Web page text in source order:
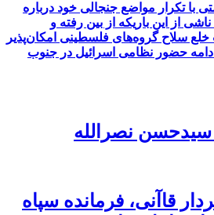
با تکرار مواضع جنجالی خود درباره
از این باریکه از بین رفته و
سلاح گروه‌های فلسطینی امکان‌پذیر
حضور نظامی اسرائیل در جنوب
سیدحسن نصرالله
قاآنی، فرمانده سپاه